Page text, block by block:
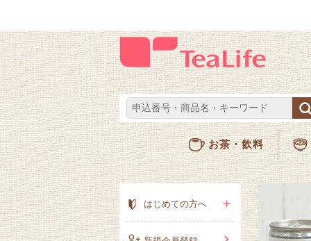
お茶・飲料
はじめての方へ